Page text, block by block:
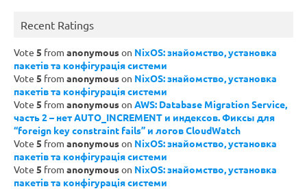
Recent Ratings
Vote 5 from anonymouson NixOS: знайомство, установка
пакетів та конфігурація системи
Vote 5 from anonymouson NixOS: знайомство, установка
пакетів та конфігурація системи
Vote 5 from anonymouson AWS: Database Migration Service,
часть 2 – нет AUTO_INCREMENT и индексов. Фиксы для
“foreign key constraint fails” и логов CloudWatch
Vote 5 from anonymouson NixOS: знайомство, установка
пакетів та конфігурація системи
Vote 5 from anonymouson NixOS: знайомство, установка
пакетів та конфігурація системи